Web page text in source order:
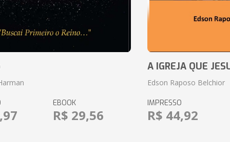
EBOOK
R$ 29,56
A IGREJA QUE
Edson Raposo Belchior
IMPRESSO
R$ 44,92